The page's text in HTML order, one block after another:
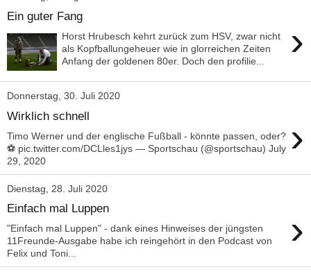
Ein guter Fang
›
Horst Hrubesch kehrt zurück zum HSV, zwar nicht
als Kopfballungeheuer wie in glorreichen Zeiten
Anfang der goldenen 80er. Doch den profilie...
Donnerstag, 30. Juli 2020
Wirklich schnell ›
Timo Werner und der englische Fußball - könnte passen, oder?
⚽️ pic.twitter.com/DCLles1jys — Sportschau (@sportschau) July
29, 2020
Dienstag, 28. Juli 2020
Einfach mal Luppen ›
"Einfach mal Luppen" - dank eines Hinweises der jüngsten
11Freunde-Ausgabe habe ich reingehört in den Podcast von
Felix und Toni...